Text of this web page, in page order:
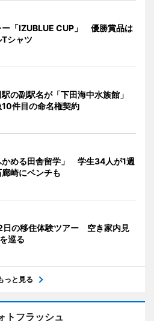
ー「IZUBLUE CUP」 優勝賞品は
シャツ
の副駅名が「下田海中水族館」
件目の命名権契約
かめる田舎留学」 学生34人が1週
崎にベンチも
日の移住体験ツアー 空き家内見
巡る
っと見る
トフラッシュ